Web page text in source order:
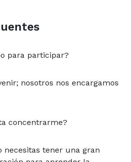
para participar?
nosotros nos encargamos
concentrarme?
necesitas tener una gran